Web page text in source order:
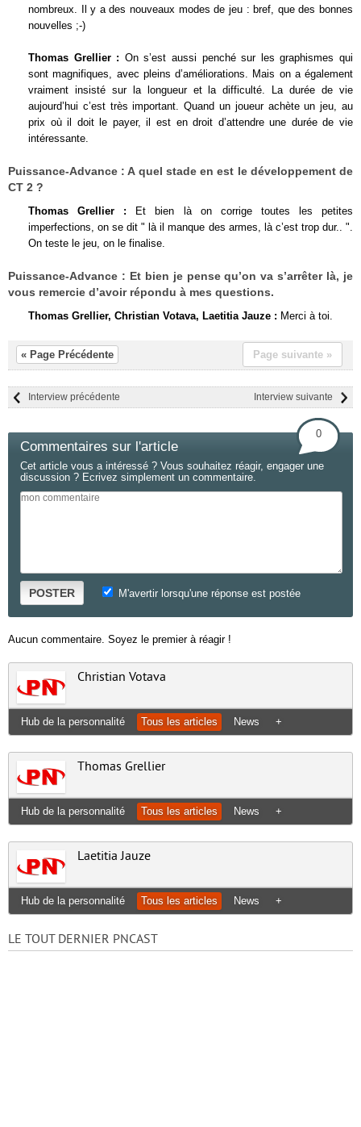
nombreux. Il y a des nouveaux modes de jeu : bref, que des bonnes
nouvelles ;-)
Thomas Grellier : On s’est aussi penché sur les graphismes qui
sont magnifiques, avec pleins d’améliorations. Mais on a également
vraiment insisté sur la longueur et la difficulté. La durée de vie
aujourd’hui c’est très important. Quand un joueur achète un jeu, au
prix où il doit le payer, il est en droit d’attendre une durée de vie
intéressante.
Puissance-Advance : A quel stade en est le développement de
CT 2 ?
Thomas Grellier : Et bien là on corrige toutes les petites
imperfections, on se dit " là il manque des armes, là c’est trop dur.. ".
On teste le jeu, on le finalise.
Puissance-Advance : Et bien je pense qu’on va s’arrêter là, je
vous remercie d’avoir répondu à mes questions.
Thomas Grellier, Christian Votava, Laetitia Jauze : Merci à toi.
« Page Précédente Page suivante »
Interview suivante
Interview précédente
Commentaires sur l'article
0
Cet article vous a intéressé ? Vous souhaitez réagir, engager une
discussion ? Ecrivez simplement un commentaire.
POSTER M'avertir lorsqu'une réponse est postée
Aucun commentaire. Soyez le premier à réagir !
Christian Votava
Hub de la personnalité Tous les articles News +
Thomas Grellier
Hub de la personnalité Tous les articles News +
Laetitia Jauze
Hub de la personnalité Tous les articles News +
LE TOUT DERNIER PNCAST